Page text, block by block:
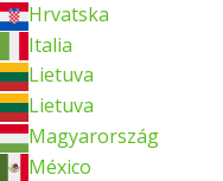
Hrvatska
Italia
Lietuva
Lietuva
Magyarország
México